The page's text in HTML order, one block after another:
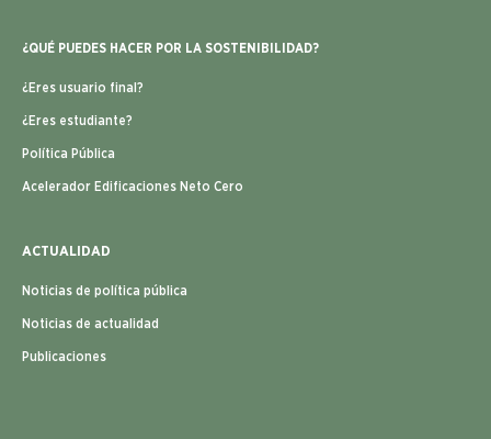
¿QUÉ PUEDES HACER POR LA SOSTENIBILIDAD?
¿Eres usuario final?
¿Eres estudiante?
Política Pública
Acelerador Edificaciones Neto Cero
ACTUALIDAD
Noticias de política pública
Noticias de actualidad
Publicaciones